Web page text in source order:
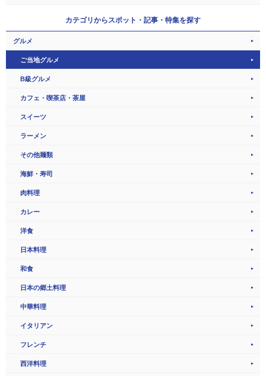
カテゴリからスポット・記事・特集を探す
グルメ
ご当地グルメ
B級グルメ
カフェ・喫茶店・茶屋
スイーツ
ラーメン
その他麺類
海鮮・寿司
肉料理
カレー
洋食
日本料理
和食
日本の郷土料理
中華料理
イタリアン
フレンチ
西洋料理